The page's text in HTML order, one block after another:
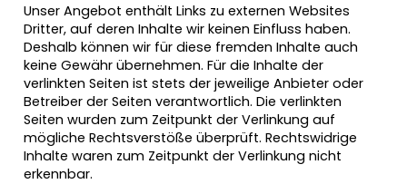
Unser Angebot enthält Links zu externen Websites
Dritter, auf deren Inhalte wir keinen Einfluss haben.
Deshalb können wir für diese fremden Inhalte auch
keine Gewähr übernehmen. Für die Inhalte der
verlinkten Seiten ist stets der jeweilige Anbieter oder
Betreiber der Seiten verantwortlich. Die verlinkten
Seiten wurden zum Zeitpunkt der Verlinkung auf
mögliche Rechtsverstöße überprüft. Rechtswidrige
Inhalte waren zum Zeitpunkt der Verlinkung nicht
erkennbar.